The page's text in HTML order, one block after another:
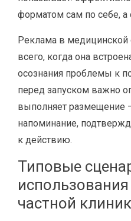
форматом сам по себе,
Реклама в медицинской
всего, когда она
осознания проблемы к
перед запуском важно
выполняет размещение
напоминание,
к действию.
Типовые
частной